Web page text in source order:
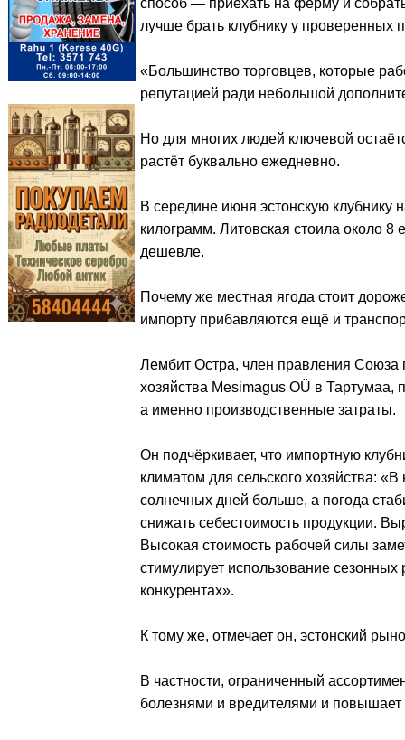
способ — приехать на ферму и
лучше брать клубнику у проверенных
«Большинство торговцев, которые
репутацией ради небольшой
Но для многих людей ключевой
растёт буквально ежедневно.
В середине июня эстонскую клубнику
килограмм. Литовская стоила около 8
дешевле.
Почему же местная ягода стоит
импорту прибавляются ещё и
Лембит Остра, член правления Союза
хозяйства Mesimagus OÜ в Тартумаа,
а именно производственные затраты.
Он подчёркивает, что импортную
климатом для сельского хозяйства:
солнечных дней больше, а погода
снижать себестоимость продукции.
Высокая стоимость рабочей силы
стимулирует использование сезонных
конкурентах».
К тому же, отмечает он, эстонский
В частности, ограниченный
болезнями и вредителями и повышает